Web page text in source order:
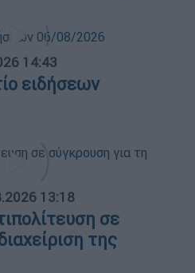
14:43
ειδήσεων
13:18
σε
της